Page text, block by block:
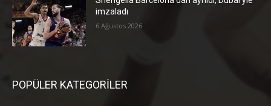
imzaladı
6 Ağustos 2026
POPÜLER KATEGORİLER